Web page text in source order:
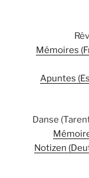
Mémoires
Apuntes
Danse
Notizen